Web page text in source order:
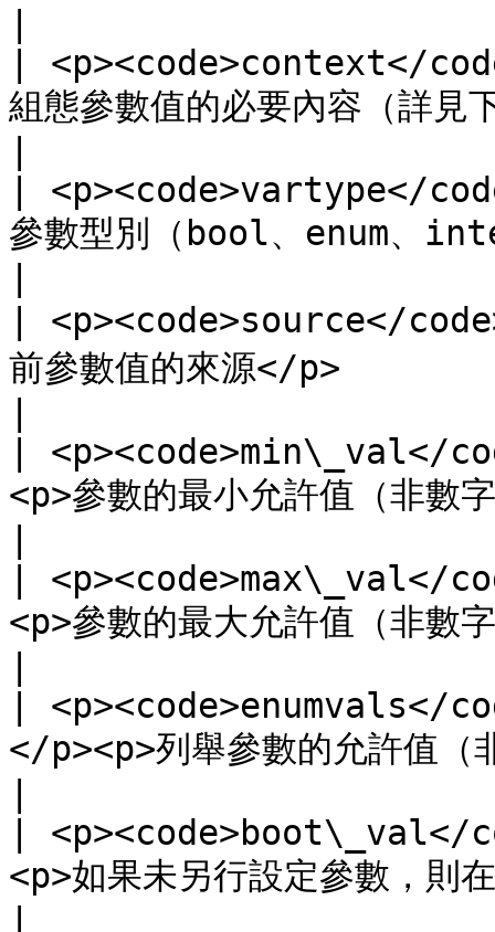
| <p><code>context</
組態參數值的必要內容（詳見
| <p><code>vartype</
參數型別（bool、enum
| <p><code>source</
前參數值的來源</p>
| <p><code>min\_val</
<p>參數的最小允許值（非
| <p><code>max\_val</
<p>參數的最大允許值（非
| <p><code>enumvals</
</p><p>列舉參數的允許值
| <p><code>boot\_val</
<p>如果未另行設定參數，則